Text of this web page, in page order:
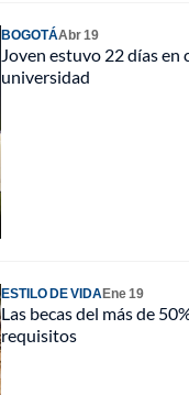
BOGOTÁAbr 19
Joven estuvo 22 días en
universidad
ESTILO DE VIDAEne 19
Las becas del más de
requisitos